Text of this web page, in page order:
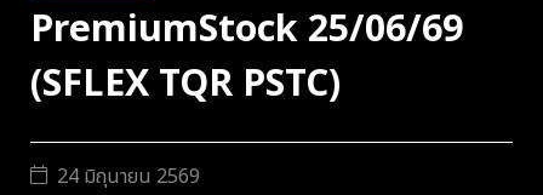
PremiumStock 25/06/69
(SFLEX TQR PSTC)
24 มิถุนายน 2569